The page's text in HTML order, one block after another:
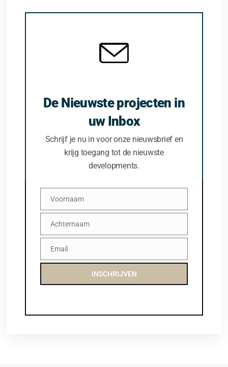
De Nieuwste projecten in
uw Inbox
Schrijf je nu in voor onze nieuwsbrief en
krijg toegang tot de nieuwste
developments.
Voornaam
Voornaam
Achternaam
Achternaam
EmailEmail
INSCHRIJVEN